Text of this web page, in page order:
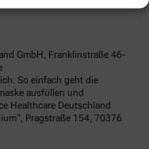
GmbH, Franklinstraße 46-
So einfach geht die
ausfüllen und
Healthcare Deutschland
Pragstraße 154, 70376